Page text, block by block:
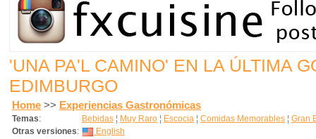
'UNA PA'L CAMINO' EN LA ÚLTIMA
EDIMBURGO
Home >> Experiencias Gastronómicas
Temas: Bebidas ¦ Muy Raro ¦ Escocia ¦ Comidas Memorables ¦ Gran
Otras versiones:
English